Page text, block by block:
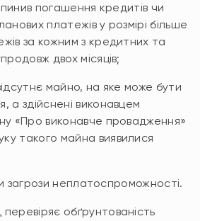
погашення кредитів чи
платежів у розмірі більше
за кожним з кредитних та
двох місяців;
майно, на яке може бути
а здійснені виконавцем
«Про виконавче провадження»
такого майна виявилися
неплатоспроможності.
обґрунтованість